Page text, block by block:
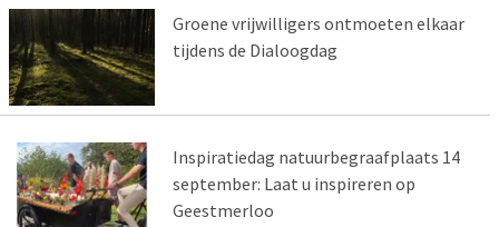
Groene vrijwilligers ontmoeten elkaar
tijdens de Dialoogdag
Inspiratiedag natuurbegraafplaats 14
september: Laat u inspireren op
Geestmerloo